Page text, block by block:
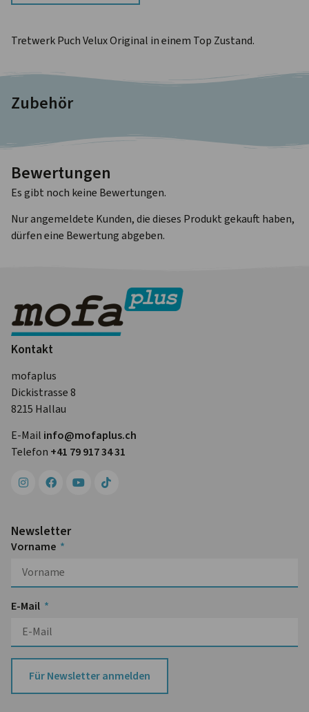
Tretwerk Puch Velux Original in einem Top Zustand.
Zubehör
Bewertungen
Es gibt noch keine Bewertungen.
Nur angemeldete Kunden, die dieses Produkt gekauft haben,
dürfen eine Bewertung abgeben.
Kontakt
mofaplus
Dickistrasse 8
8215 Hallau
E-Mail info@mofa­plus.ch
Telefon +41 79 917 34 31
Newsletter
Vorname
E-Mail
Für Newsletter anmelden